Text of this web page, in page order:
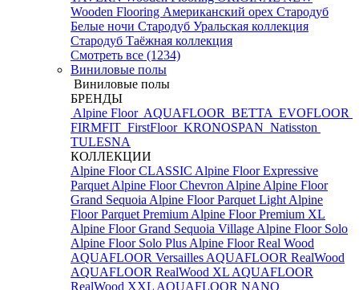
Wooden Flooring Американский орех Стародуб
Белые ночи Стародуб Уральская коллекция
Стародуб Таёжная коллекция
Смотреть все (1234)
Виниловые полы
Виниловые полы
БРЕНДЫ
Alpine Floor AQUAFLOOR BETTA EVOFLOOR
FIRMFIT FirstFloor KRONOSPAN Natisston
TULESNA
КОЛЛЕКЦИИ
Alpine Floor CLASSIC Alpine Floor Expressive
Parquet Alpine Floor Chevron Alpine Alpine Floor
Grand Sequoia Alpine Floor Parquet Light Alpine
Floor Parquet Premium Alpine Floor Premium XL
Alpine Floor Grand Sequoia Village Alpine Floor Solo
Alpine Floor Solo Plus Alpine Floor Real Wood
AQUAFLOOR Versailles AQUAFLOOR RealWood
AQUAFLOOR RealWood XL AQUAFLOOR
RealWood XXL AQUAFLOOR NANO